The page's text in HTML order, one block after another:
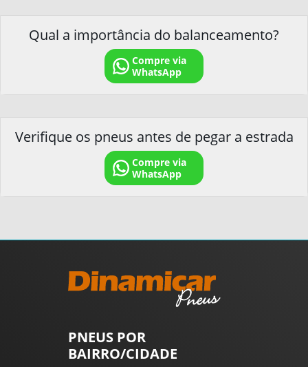
Qual a importância do balanceamento?
Compre via
WhatsApp
Verifique os pneus antes de pegar a estrada
Compre via
WhatsApp
PNEUS POR
BAIRRO/CIDADE